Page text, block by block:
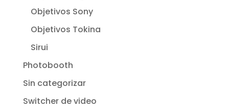
Objetivos Sony
Objetivos Tokina
Sirui
Photobooth
Sin categorizar
Switcher de video